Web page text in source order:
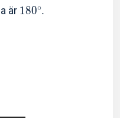
är 180∘.